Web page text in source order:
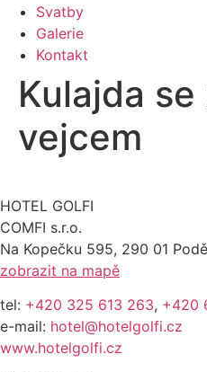
Svatby
Galerie
Kontakt
Kulajda
vejcem
HOTEL GOLFI
COMFI s.r.o.
Na Kopečku 595, 290 01
zobrazit na mapě
tel: +420 325 613 263, +420
e-mail: hotel@hotelgolfi.cz
www.hotelgolfi.cz